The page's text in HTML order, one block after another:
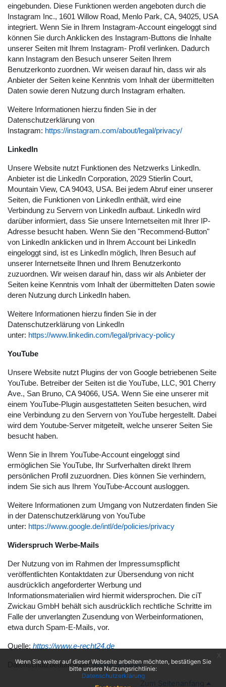
eingebunden. Diese Funktionen werden angeboten durch die
Instagram Inc., 1601 Willow Road, Menlo Park, CA, 94025, USA
integriert. Wenn Sie in Ihrem Instagram-Account eingeloggt sind
können Sie durch Anklicken des Instagram-Buttons die Inhalte
unserer Seiten mit Ihrem Instagram- Profil verlinken. Dadurch
kann Instagram den Besuch unserer Seiten Ihrem
Benutzerkonto zuordnen. Wir weisen darauf hin, dass wir als
Anbieter der Seiten keine Kenntnis vom Inhalt der übermittelten
Daten sowie deren Nutzung durch Instagram erhalten.
Weitere Informationen hierzu finden Sie in der
Datenschutzerklärung von
Instagram: https://instagram.com/about/legal/privacy/
LinkedIn
Unsere Website nutzt Funktionen des Netzwerks LinkedIn.
Anbieter ist die LinkedIn Corporation, 2029 Stierlin Court,
Mountain View, CA 94043, USA. Bei jedem Abruf einer unserer
Seiten, die Funktionen von LinkedIn enthält, wird eine
Verbindung zu Servern von LinkedIn aufbaut. LinkedIn wird
darüber informiert, dass Sie unsere Internetseiten mit Ihrer IP-
Adresse besucht haben. Wenn Sie den "Recommend-Button"
von LinkedIn anklicken und in Ihrem Account bei LinkedIn
eingeloggt sind, ist es LinkedIn möglich, Ihren Besuch auf
unserer Internetseite Ihnen und Ihrem Benutzerkonto
zuzuordnen. Wir weisen darauf hin, dass wir als Anbieter der
Seiten keine Kenntnis vom Inhalt der übermittelten Daten sowie
deren Nutzung durch LinkedIn haben.
Weitere Informationen hierzu finden Sie in der
Datenschutzerklärung von LinkedIn
unter: https://www.linkedin.com/legal/privacy-policy
YouTube
Unsere Website nutzt Plugins der von Google betriebenen Seite
YouTube. Betreiber der Seiten ist die YouTube, LLC, 901 Cherry
Ave., San Bruno, CA 94066, USA. Wenn Sie eine unserer mit
einem YouTube-Plugin ausgestatteten Seiten besuchen, wird
eine Verbindung zu den Servern von YouTube hergestellt. Dabei
wird dem Youtube-Server mitgeteilt, welche unserer Seiten Sie
besucht haben.
Wenn Sie in Ihrem YouTube-Account eingeloggt sind
ermöglichen Sie YouTube, Ihr Surfverhalten direkt Ihrem
persönlichen Profil zuzuordnen. Dies können Sie verhindern,
indem Sie sich aus Ihrem YouTube-Account ausloggen.
Weitere Informationen zum Umgang von Nutzerdaten finden Sie
in der Datenschutzerklärung von YouTube
unter: https://www.google.de/intl/de/policies/privacy
Widerspruch Werbe-Mails
Der Nutzung von im Rahmen der Impressumspflicht
veröffentlichten Kontaktdaten zur Übersendung von nicht
ausdrücklich angeforderter Werbung und
Informationsmaterialien wird hiermit widersprochen. Die ciT
Zwickau GmbH behält sich ausdrücklich rechtliche Schritte im
Falle der unverlangten Zusendung von Werbeinformationen,
etwa durch Spam-E-Mails, vor.
Quelle: https://www.e-recht24.de
Datenschutzbeauftragter:André Schauer
Zum Seitenanfang
Wenn Sie weiter auf dieser Webseite arbeiten möchten, bestätigen Sie
bitte unsere Nutzungsrichtlinie:
Datenschutzerklärung